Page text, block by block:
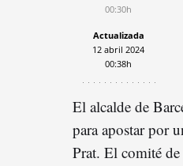
00:30h
Actualizada
12 abril 2024
00:38h
El alcalde de
para apostar por
Prat. El comité